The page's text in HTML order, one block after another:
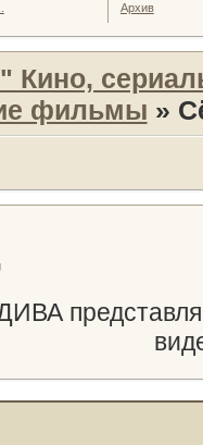
Архив
фильмы »